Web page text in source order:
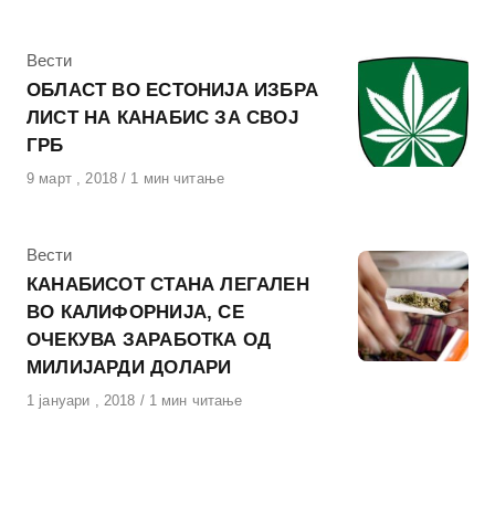
КАтегорија
Вести
ОБЛАСТ ВО ЕСТОНИЈА ИЗБРА
ЛИСТ НА КАНАБИС ЗА СВОЈ
ГРБ
Објавено
9 март , 2018 1 мин читање
КАтегорија
Вести
КАНАБИСОТ СТАНА ЛЕГАЛЕН
ВО КАЛИФОРНИЈА, СЕ
ОЧЕКУВА ЗАРАБОТКА ОД
МИЛИЈАРДИ ДОЛАРИ
Објавено
1 јануари , 2018 1 мин читање